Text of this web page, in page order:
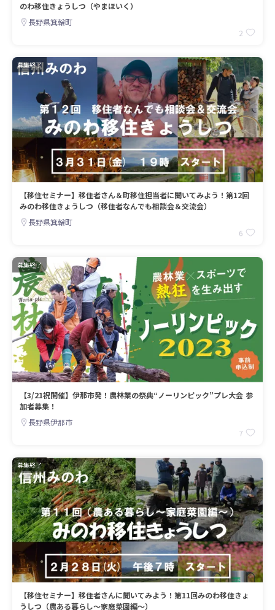
のわ移住きょうしつ（やまほいく）
長野県箕輪町
2
募集終了
【移住セミナー】移住者さん＆町移住担当者に聞いてみよう！第12回
みのわ移住きょうしつ（移住者なんでも相談会＆交流会）
長野県箕輪町
6
募集終了
【3/21祝開催】伊那市発！農林業の祭典“ノーリンピック”プレ大会 参
加者募集！
長野県伊那市
7
募集終了
【移住セミナー】移住者さんに聞いてみよう！第11回みのわ移住きょ
うしつ（農ある暮らし～家庭菜園編～）